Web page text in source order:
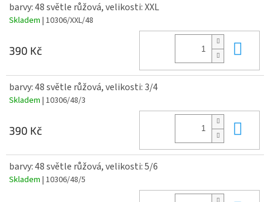
barvy: 48 světle růžová, velikosti: XXL
Skladem | 10306/XXL/48
390 Kč
barvy: 48 světle růžová, velikosti: 3/4
Skladem | 10306/48/3
390 Kč
barvy: 48 světle růžová, velikosti: 5/6
Skladem | 10306/48/5